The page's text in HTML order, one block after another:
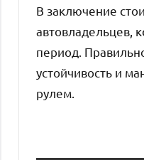
В заключение
автовладельцев,
период.
устойчивость и
рулем.